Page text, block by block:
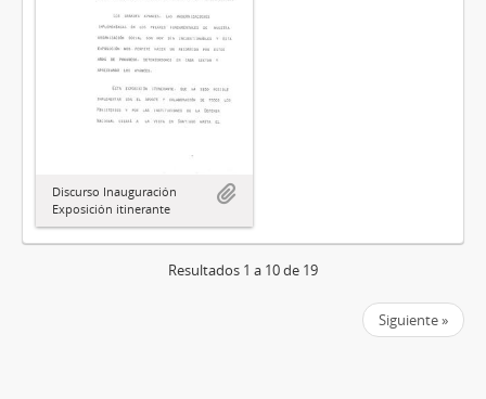
Discurso Inauguración
Exposición itinerante
Resultados 1 a 10 de 19
Siguiente »